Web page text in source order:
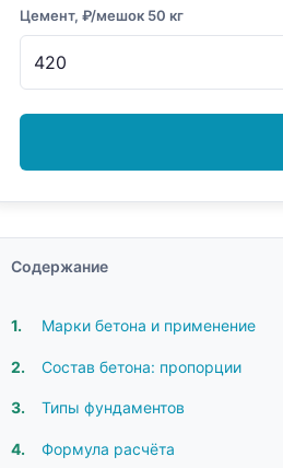
Цемент, ₽/мешок 50 кг
Содержание
Марки бетона и применение
Состав бетона: пропорции
Типы фундаментов
Формула расчёта